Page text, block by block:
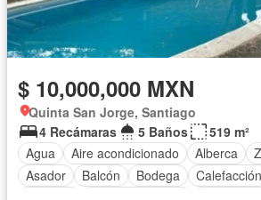
$ 10,000,000 MXN
Quinta San Jorge, Santiago
4 Recámaras
5 Baños
519 m²
Agua
Aire acondicionado Alberca
Asador
Balcón Bodega Calefacción